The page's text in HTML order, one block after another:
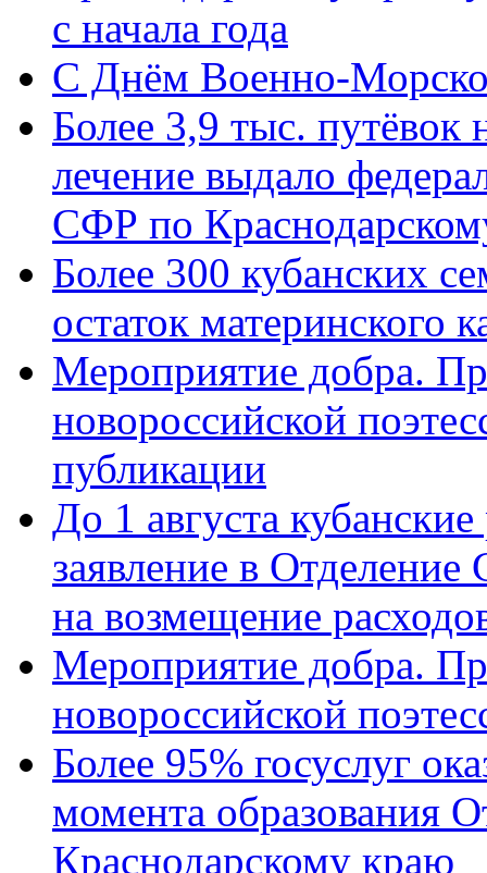
с начала года
C Днём Военно-
Более 3,9 тыс. путёвок
лечение выдало
СФР по
Более 300 кубанских
остаток материнского
Мероприятие добра.
новороссийской
публикации
До 1 августа
заявление в
на возмещение
Мероприятие добра.
новороссийской
Более 95% госуслуг
момента образования
Краснодарскому краю